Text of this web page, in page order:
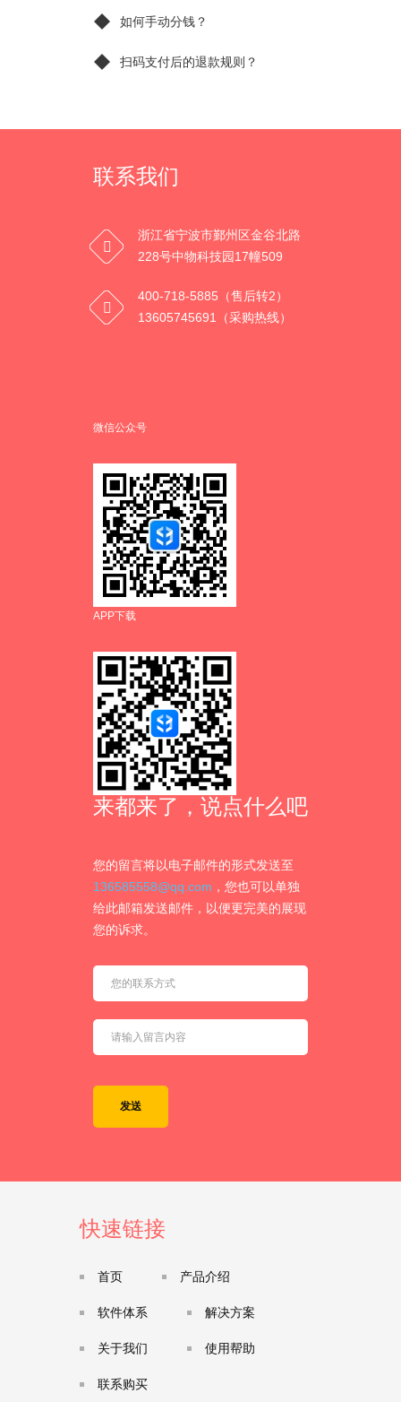
如何手动分钱？
扫码支付后的退款规则？
联系我们
浙江省宁波市鄞州区金谷北路
228号中物科技园17幢509
400-718-5885（售后转2）
13605745691（采购热线）
微信公众号
APP下载
来都来了，说点什么吧
您的留言将以电子邮件的形式发送至
136585558@qq.com ，您也可以单独
给此邮箱发送邮件，以便更完美的展现
您的诉求。
发送
快速链接
首页 产品介绍
软件体系 解决方案
关于我们 使用帮助
联系购买